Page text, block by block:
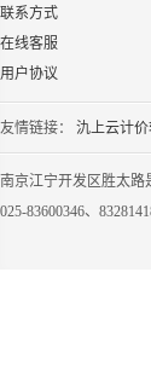
联系方式
在线客服
用户协议
友情链接： 氿上云计
南京江宁开发区胜太路
025-83600346、